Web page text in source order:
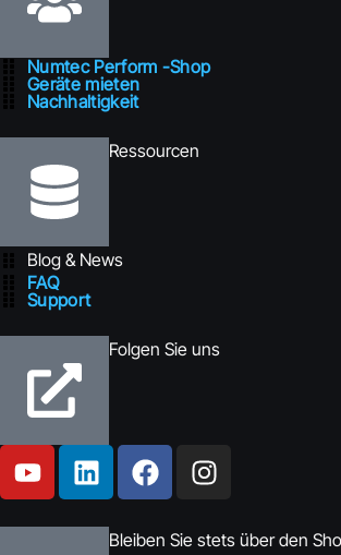
Numtec Perform -Shop
Geräte mieten
Nachhaltigkeit
Ressourcen
Blog & News
FAQ
Support
Folgen Sie uns
Bleiben Sie stets über den